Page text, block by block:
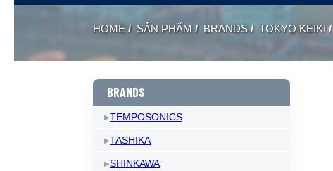
HOME / SẢN PHẨM / BRANDS / TOKYO KEIKI
BRANDS
TEMPOSONICS
TASHIKA
SHINKAWA